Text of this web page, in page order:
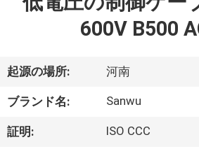
ロ
ダ
ク
Luoyang
Rights
Reserved.
600V B500
起源の場所: 河南
ブランド名: Sanwu
証明: ISO CCC